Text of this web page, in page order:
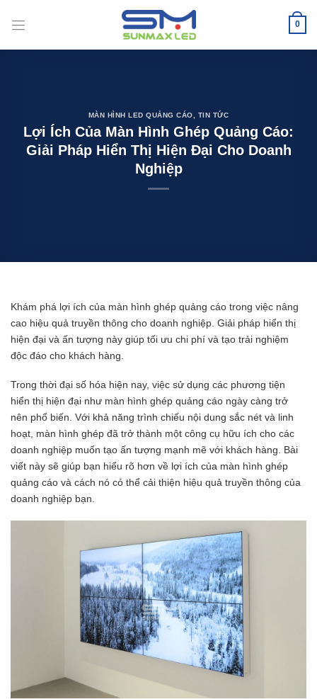
qua
0
MÀN HÌNH LED QUẢNG CÁO TIN TỨC
Lợi Ích Của Màn Hình Ghép Quảng Cáo:
Giải Pháp Hiển Thị Hiện Đại Cho Doanh
Nghiệp
Khám phá lợi ích của màn hình ghép quảng cáo trong việc nâng
cao hiệu quả truyền thông cho doanh nghiệp. Giải pháp hiển thị
hiện đại và ấn tượng này giúp tối ưu chi phí và tạo trải nghiệm
độc đáo cho khách hàng.
Trong thời đại số hóa hiện nay, việc sử dụng các phương tiện
hiển thị hiện đại như màn hình ghép quảng cáo ngày càng trở
nên phổ biến. Với khả năng trình chiếu nội dung sắc nét và linh
hoạt, màn hình ghép đã trở thành một công cụ hữu ích cho các
doanh nghiệp muốn tạo ấn tượng mạnh mẽ với khách hàng. Bài
viết này sẽ giúp bạn hiểu rõ hơn về lợi ích của màn hình ghép
quảng cáo và cách nó có thể cải thiện hiệu quả truyền thông của
doanh nghiệp bạn.